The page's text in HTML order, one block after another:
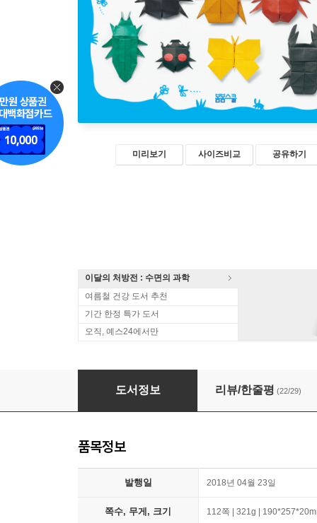
미리보기 사이즈비교 공유하기
이달의 처방전 : 수면의 과학
여름철 건강 도서 추천
기간 한정 특가 도서
오직, 예스24에서만
곤충 종이접기
도서정보 리뷰/한줄평 (22/29)
품목정보
발행일 2018년 04월 23일
쪽수, 무게, 크기 112쪽 | 321g |